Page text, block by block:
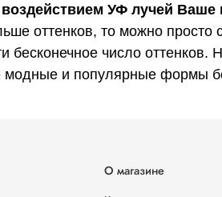
УФ лучей
оттенков, то можно
бесконечное число
модные и популярные формы
О магазине